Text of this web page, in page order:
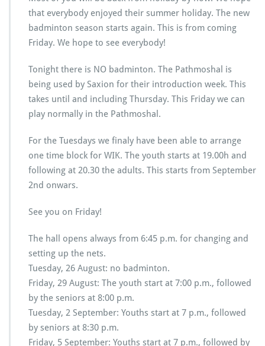
that everybody enjoyed their summer holiday. The new
badminton season starts again. This is from coming
Friday. We hope to see everybody!
Tonight there is NO badminton. The Pathmoshal is
being used by Saxion for their introduction week. This
takes until and including Thursday. This Friday we can
play normally in the Pathmoshal.
For the Tuesdays we finaly have been able to arrange
one time block for WIK. The youth starts at 19.00h and
following at 20.30 the adults. This starts from September
2nd onwars.
See you on Friday!
The hall opens always from 6:45 p.m. for changing and
setting up the nets.
Tuesday, 26 August: no badminton.
Friday, 29 August: The youth start at 7:00 p.m., followed
by the seniors at 8:00 p.m.
Tuesday, 2 September: Youths start at 7 p.m., followed
by seniors at 8:30 p.m.
Friday, 5 September: Youths start at 7 p.m., followed by